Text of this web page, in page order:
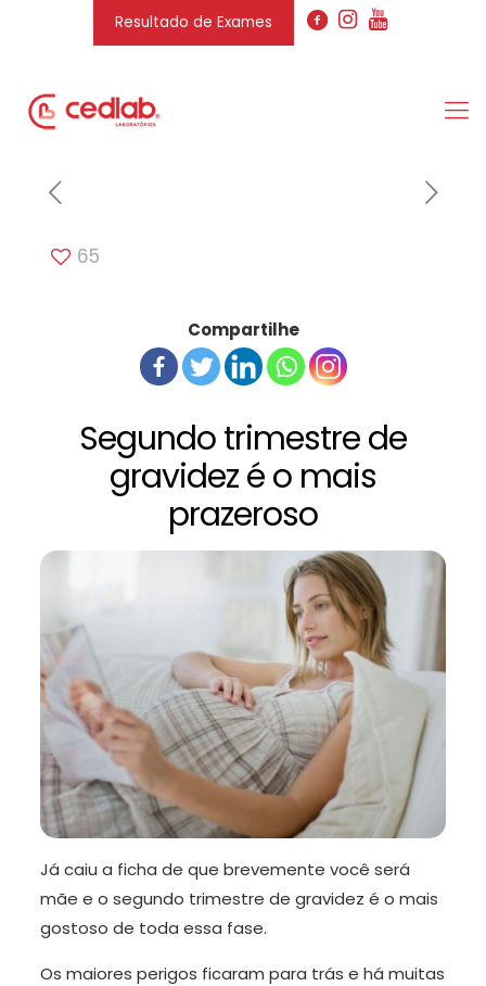
Resultado de Exames
65
Compartilhe
Segundo trimestre de
gravidez é o mais
prazeroso
Já caiu a ficha de que brevemente você será
mãe e o segundo trimestre de gravidez é o mais
gostoso de toda essa fase.
Os maiores perigos ficaram para trás e há muitas